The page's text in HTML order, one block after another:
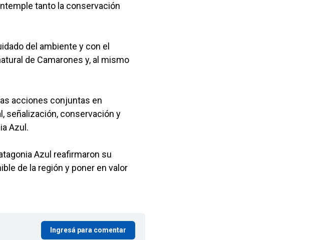
tanto la conservación
del ambiente y con el
de Camarones y, al mismo
acciones conjuntas en
señalización, conservación y
Azul.
Azul reafirmaron su
de la región y poner en valor
Ingresá para comentar